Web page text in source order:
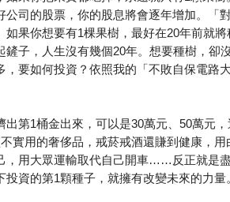
公司的股票，你的股息將會逐年增加。「
如果你想要有1棵果樹，最好在20年前就
鏟子，人生沒有幾個20年。想要種樹，卻
，要如何投資？依照我的「不敗自保電路
出第1桶金出來，可以是30萬元、50萬元
實用的奢侈品，戒菸戒酒還賺到健康，
，用大眾運輸取代自己開車……反正就是
投資的第1顆種子，就擁有改變未來的力量